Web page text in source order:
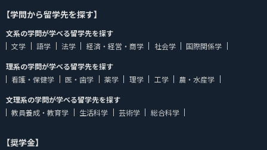
【学問から留学先を探す】
文系の学問が学べる留学先を探す
文学
語学 法学 経済・経営・商学 社会学
国際関係学
理系の学問が学べる留学先を探す
看護・保健学
医・歯学 薬学 理学 工学
農・水産学
文理系の学問が学べる留学先を探す
教員養成・教育学
生活科学 芸術学 総合科学
【奨学金】